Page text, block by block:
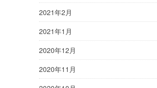
2021年2月
2021年1月
2020年12月
2020年11月